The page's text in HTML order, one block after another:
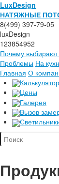
LuxDesign
НАТЯЖНЫЕ
8(499) 397-79-05
luxDesign
123854952
Почему выбирают
Проблемы На
Главная О
Калькулятор
Цены
Галерея
Вызов